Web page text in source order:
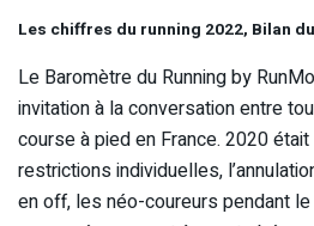
Les chiffres du running 2022, Bilan
Le Baromètre du Running by
invitation à la conversation entre
course à pied en France. 2020
restrictions individuelles,
en off, les néo-coureurs pendant